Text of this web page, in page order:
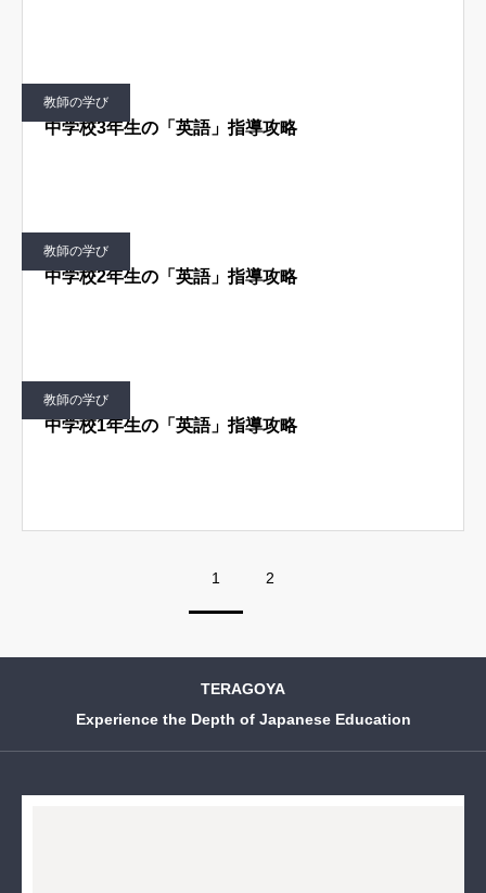
教師の学び
中学校3年生の「英語」指導攻略
教師の学び
中学校2年生の「英語」指導攻略
教師の学び
中学校1年生の「英語」指導攻略
1 2
TERAGOYA
Experience the Depth of Japanese Education